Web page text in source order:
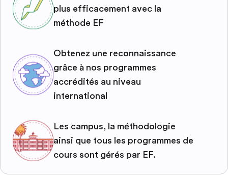
plus efficacement avec la
méthode EF
Obtenez une reconnaissance
grâce à nos programmes
accrédités au niveau
international
Les campus, la méthodologie
ainsi que tous les programmes de
cours sont gérés par EF.